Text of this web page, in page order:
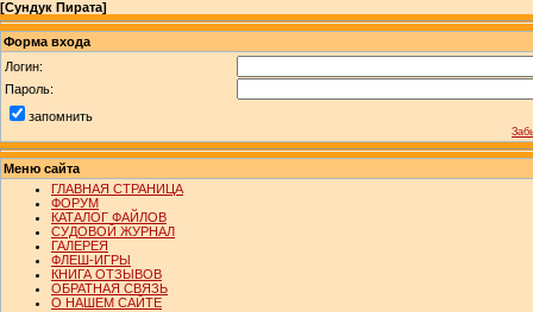
[Сундук Пирата]
Форма входа
Логин:
Пароль:
запомнить
Меню сайта
ГЛАВНАЯ СТРАНИЦА
ФОРУМ
КАТАЛОГ ФАЙЛОВ
СУДОВОЙ ЖУРНАЛ
ГАЛЕРЕЯ
ФЛЕШ-ИГРЫ
КНИГА ОТЗЫВОВ
ОБРАТНАЯ СВЯЗЬ
О НАШЕМ САЙТЕ